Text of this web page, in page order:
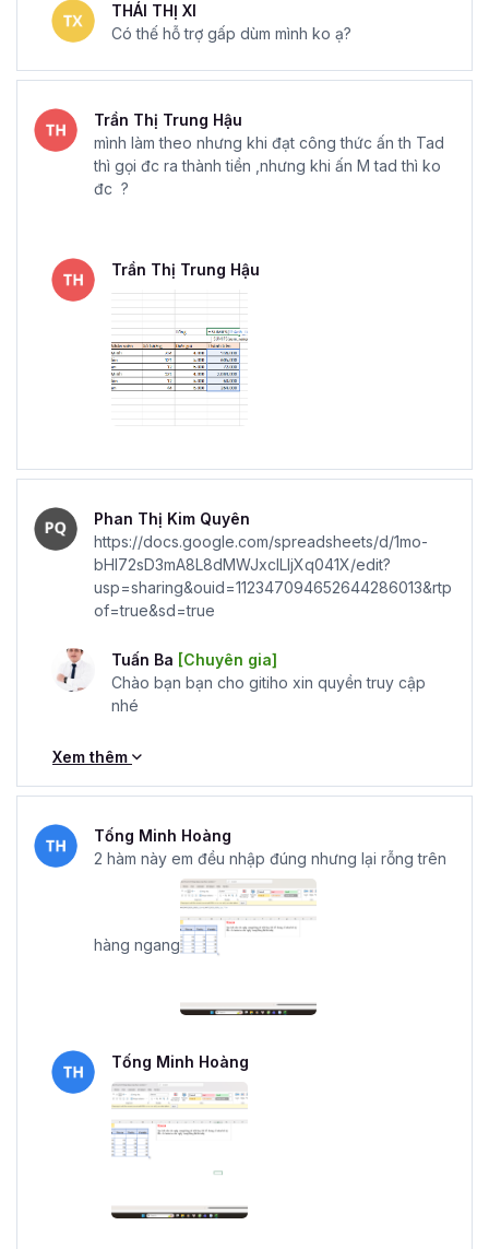
THÁI THỊ XI
Có thế hỗ trợ gấp dùm mình ko ạ?
Trần Thị Trung Hậu
mình làm theo nhưng khi đạt công thức ấn th Tad
thì gọi đc ra thành tiền ,nhưng khi ấn M tad thì ko
đc ?
Trần Thị Trung Hậu
Phan Thị Kim Quyên
https://docs.google.com/spreadsheets/d/1mo-
bHI72sD3mA8L8dMWJxclLIjXq041X/edit?
usp=sharing&ouid=112347094652644286013&rtp
of=true&sd=true
Tuấn Ba [Chuyên gia]
Chào bạn bạn cho gitiho xin quyền truy cập
nhé
Xem thêm
Tống Minh Hoàng
2 hàm này em đều nhập đúng nhưng lại rỗng trên
hàng ngang
Tống Minh Hoàng